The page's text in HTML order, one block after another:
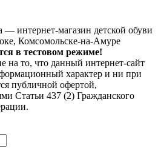
интернет-магазин детской обуви
Комсомольске-на-Амуре
в тестовом режиме!
то, что данный интернет-сайт
характер и ни при
публичной офертой,
Статьи 437 (2) Гражданского